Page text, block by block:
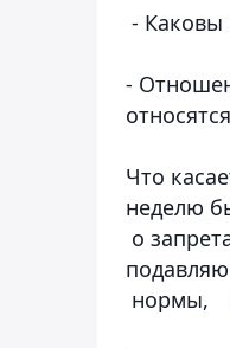
- Каковы
-
Что
неделю
о
нормы,